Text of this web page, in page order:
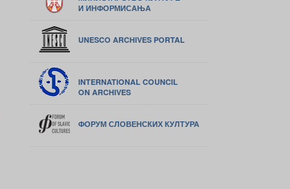
И ИНФОРМИСАЊА
UNESCO ARCHIVES PORTAL
INTERNATIONAL COUNCIL
ON ARCHIVES
ФОРУМ СЛОВЕНСКИХ КУЛТУРА